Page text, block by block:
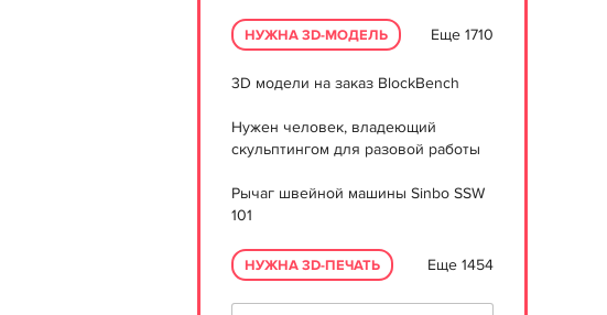
НУЖНА 3D-МОДЕЛЬ Еще 1710
3D модели на заказ BlockBench
Нужен человек, владеющий
скульптингом для разовой работы
Рычаг швейной машины Sinbo SSW
101
НУЖНА 3D-ПЕЧАТЬ Еще 1454